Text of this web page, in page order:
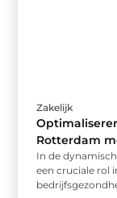
Zakelijk
Rotterdam
In de
een cruciale rol